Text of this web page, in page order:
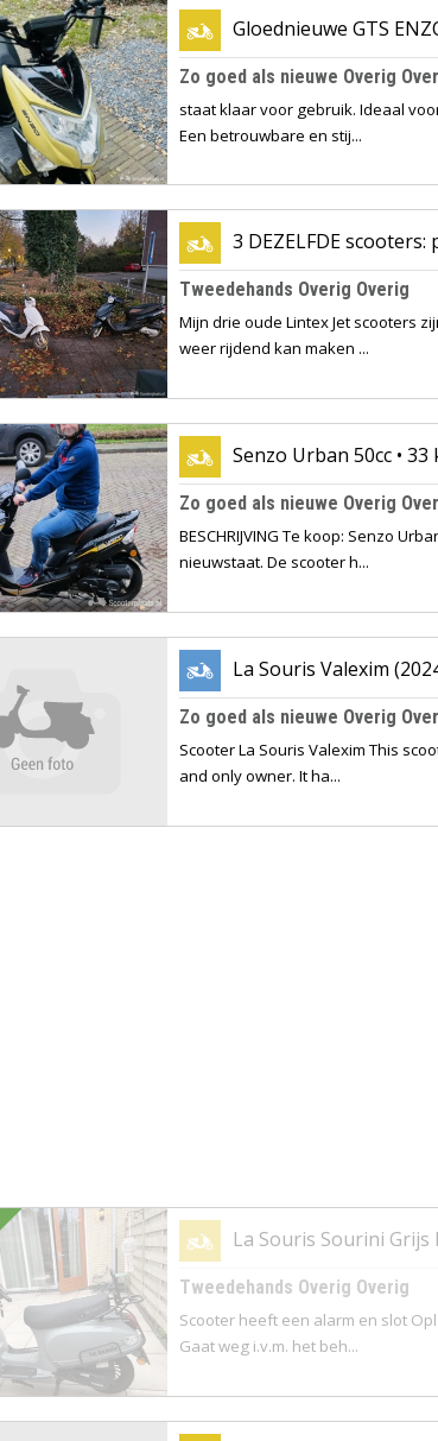
Gloednieuwe GTS
Zo goed als nieuwe Overig
staat klaar voor gebruik. Ideaal
Een betrouwbare en stij...
3 DEZELFDE
Tweedehands Overig Overig
Mijn drie oude Lintex Jet scooters
weer rijdend kan maken ...
Senzo Urban 50cc • 33
Zo goed als nieuwe Overig
BESCHRIJVING Te koop: Senzo
nieuwstaat. De scooter h...
La Souris Valexim
Zo goed als nieuwe Overig
Scooter La Souris Valexim This
and only owner. It ha...
La Souris Sourini Grijs
Tweedehands Overig Overig
Scooter heeft een alarm en slot
Gaat weg i.v.m. het beh...